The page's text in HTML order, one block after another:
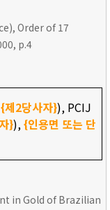
Order of 17
p.4
{제2당사자}), PCIJ
}),{인용면 또는 단
in Gold of Brazilian